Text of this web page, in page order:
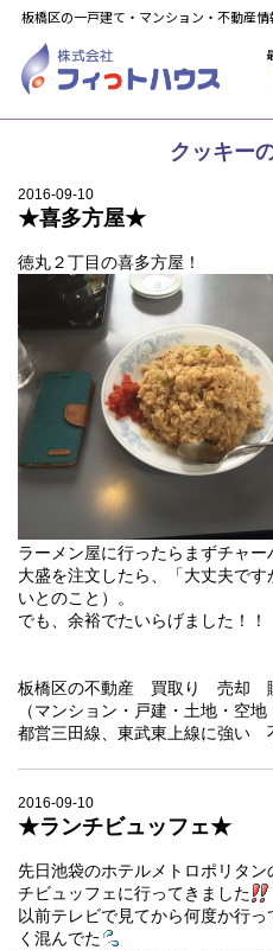
クッキー
2016-09-10
★喜多方屋★
徳丸２丁目の喜多方屋！
ラーメン屋に行ったらまずチャー
大盛を注文したら、「大丈夫で
いとのこと）。
でも、余裕でたいらげました！！
板橋区の不動産 買取り 売却
（マンション・戸建・土地・空
都営三田線、東武東上線に強い
2016-09-10
★ランチビュッフェ★
先日池袋のホテルメトロポリタ
チビュッフェに行ってきました
以前テレビで見てから何度か行
く混んでた